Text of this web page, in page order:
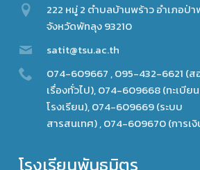
222 หมู่ 2 ตำบลบ้านพร้าว อำเภอป่
จังหวัดพัทลุง 93210
satit@tsu.ac.th
074-609667 , 095-432-6621 (ส
เรื่องทั่วไป), 074-609668 (ทะเบียน
โรงเรียน), 074-609669 (ระบบ
สารสนเทศ) , 074-609670 (การเ
โรงเรียนพันธมิตร